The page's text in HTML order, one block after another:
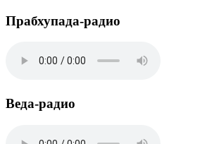
Прабхупада-радио
Веда-радио